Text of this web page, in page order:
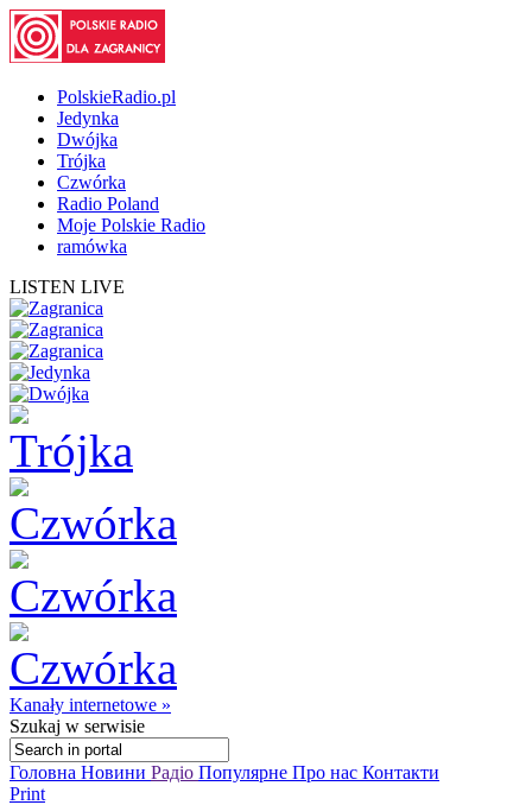
PolskieRadio.pl
Jedynka
Dwójka
Trójka
Czwórka
Radio Poland
Moje Polskie Radio
ramówka
LISTEN LIVE
Kanały internetowe »
Szukaj w serwisie
Головна Новини Радіо Популярне Про нас Контакти
Print